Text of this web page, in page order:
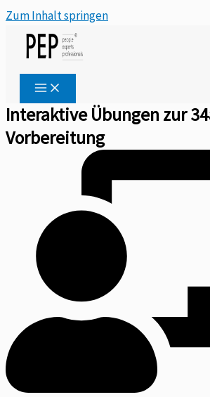
Zum Inhalt springen
Interaktive Übungen zur
Vorbereitung